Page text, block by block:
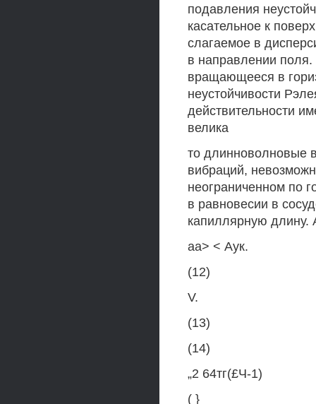
подавления
касательное к
слагаемое в
в направлении
вращающееся в
неустойчивости
действительности
велика
то длинноволновые
вибраций,
неограниченном по
в равновесии в
капиллярную длину.
аа> < Аук.
(12)
V.
(13)
(14)
„2 64тг(£Ч-1)
( }